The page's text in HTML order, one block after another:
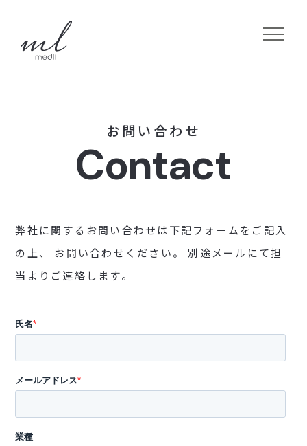
お 問 い 合わ せ
Contact
弊社に関するお問い合わせは下記フォームをご記入
の上、
お問い合わせください。
別途メールにて担
当よりご連絡します。